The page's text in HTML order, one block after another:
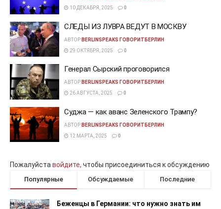
10 ДЕКАБРЯ, 2025
0
СЛЕДЫ ИЗ ЛУВРА ВЕДУТ В МОСКВУ
АВТОР BERLINSPEAKS ГОВОРИТБЕРЛИН
29 ОКТЯБРЯ, 2025
0
Генерал Сырский проговорился
АВТОР BERLINSPEAKS ГОВОРИТБЕРЛИН
26 АВГУСТА, 2025
0
Суджа — как аванс Зеленского Трампу?
АВТОР BERLINSPEAKS ГОВОРИТБЕРЛИН
12 МАРТА, 2025
0
Пожалуйставойдите, чтобы присоединиться к обсуждению
Популярные Обсуждаемые Последние
Беженцы в Германии: что нужно знать им